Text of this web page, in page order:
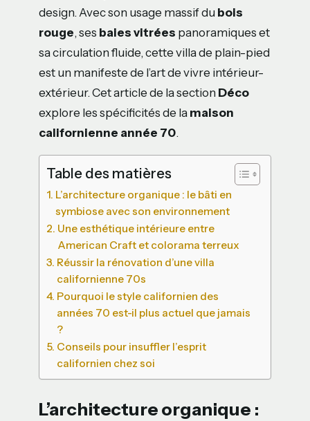
design. Avec son usage massif du bois
rouge, ses baies vitrées panoramiques et
sa circulation fluide, cette villa de plain-pied
est un manifeste de l’art de vivre intérieur-
extérieur. Cet article de la section Déco
explore les spécificités de la maison
californienne année 70.
Table des matières
L’architecture organique : le bâti en
symbiose avec son environnement
Une esthétique intérieure entre
American Craft et colorama terreux
Réussir la rénovation d’une villa
californienne 70s
Pourquoi le style californien des
années 70 est-il plus actuel que jamais
?
Conseils pour insuffler l’esprit
californien chez soi
L’architecture organique :